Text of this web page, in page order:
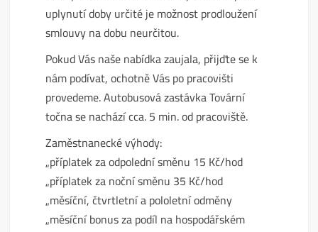
uplynutí doby určité je možnost prodloužení
smlouvy na dobu neurčitou.
Pokud Vás naše nabídka zaujala, přijďte se k
nám podívat, ochotně Vás po pracovišti
provedeme. Autobusová zastávka Tovární
točna se nachází cca. 5 min. od pracoviště.
Zaměstnanecké výhody:
„příplatek za odpolední směnu 15 Kč/hod
„příplatek za noční směnu 35 Kč/hod
„měsíční, čtvrtletní a pololetní odměny
„měsíční bonus za podíl na hospodářském